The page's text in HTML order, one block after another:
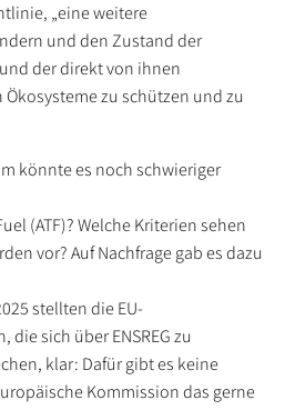
„eine weitere
und den Zustand der
der direkt von ihnen
zu schützen und zu
könnte es noch schwieriger
(ATF)? Welche Kriterien sehen
vor? Auf Nachfrage gab es dazu
stellten die EU-
sich über ENSREG zu
klar: Dafür gibt es keine
Kommission das gerne